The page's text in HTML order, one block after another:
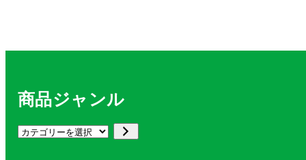
商品ジャンル
カ